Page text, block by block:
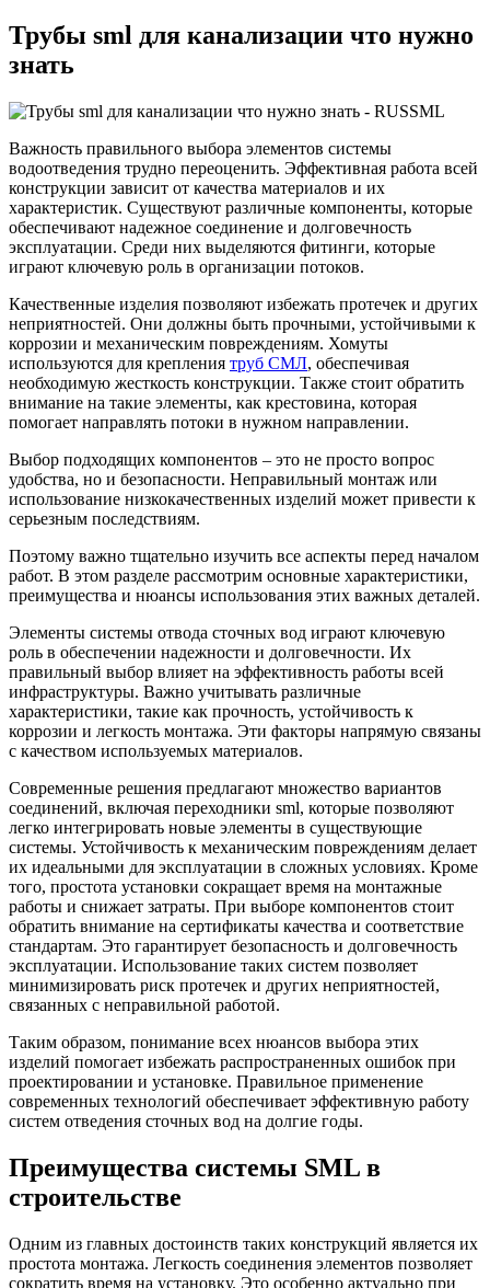
Трубы sml для канализации что нужно
знать
Важность правильного выбора элементов системы
водоотведения трудно переоценить. Эффективная работа всей
конструкции зависит от качества материалов и их
характеристик. Существуют различные компоненты, которые
обеспечивают надежное соединение и долговечность
эксплуатации. Среди них выделяются фитинги, которые
играют ключевую роль в организации потоков.
Качественные изделия позволяют избежать протечек и других
неприятностей. Они должны быть прочными, устойчивыми к
коррозии и механическим повреждениям. Хомуты
используются для крепления труб СМЛ, обеспечивая
необходимую жесткость конструкции. Также стоит обратить
внимание на такие элементы, как крестовина, которая
помогает направлять потоки в нужном направлении.
Выбор подходящих компонентов – это не просто вопрос
удобства, но и безопасности. Неправильный монтаж или
использование низкокачественных изделий может привести к
серьезным последствиям.
Поэтому важно тщательно изучить все аспекты перед началом
работ. В этом разделе рассмотрим основные характеристики,
преимущества и нюансы использования этих важных деталей.
Элементы системы отвода сточных вод играют ключевую
роль в обеспечении надежности и долговечности. Их
правильный выбор влияет на эффективность работы всей
инфраструктуры. Важно учитывать различные
характеристики, такие как прочность, устойчивость к
коррозии и легкость монтажа. Эти факторы напрямую связаны
с качеством используемых материалов.
Современные решения предлагают множество вариантов
соединений, включая переходники sml, которые позволяют
легко интегрировать новые элементы в существующие
системы. Устойчивость к механическим повреждениям делает
их идеальными для эксплуатации в сложных условиях. Кроме
того, простота установки сокращает время на монтажные
работы и снижает затраты. При выборе компонентов стоит
обратить внимание на сертификаты качества и соответствие
стандартам. Это гарантирует безопасность и долговечность
эксплуатации. Использование таких систем позволяет
минимизировать риск протечек и других неприятностей,
связанных с неправильной работой.
Таким образом, понимание всех нюансов выбора этих
изделий помогает избежать распространенных ошибок при
проектировании и установке. Правильное применение
современных технологий обеспечивает эффективную работу
систем отведения сточных вод на долгие годы.
Преимущества системы SML в
строительстве
Одним из главных достоинств таких конструкций является их
простота монтажа. Легкость соединения элементов позволяет
сократить время на установку. Это особенно актуально при